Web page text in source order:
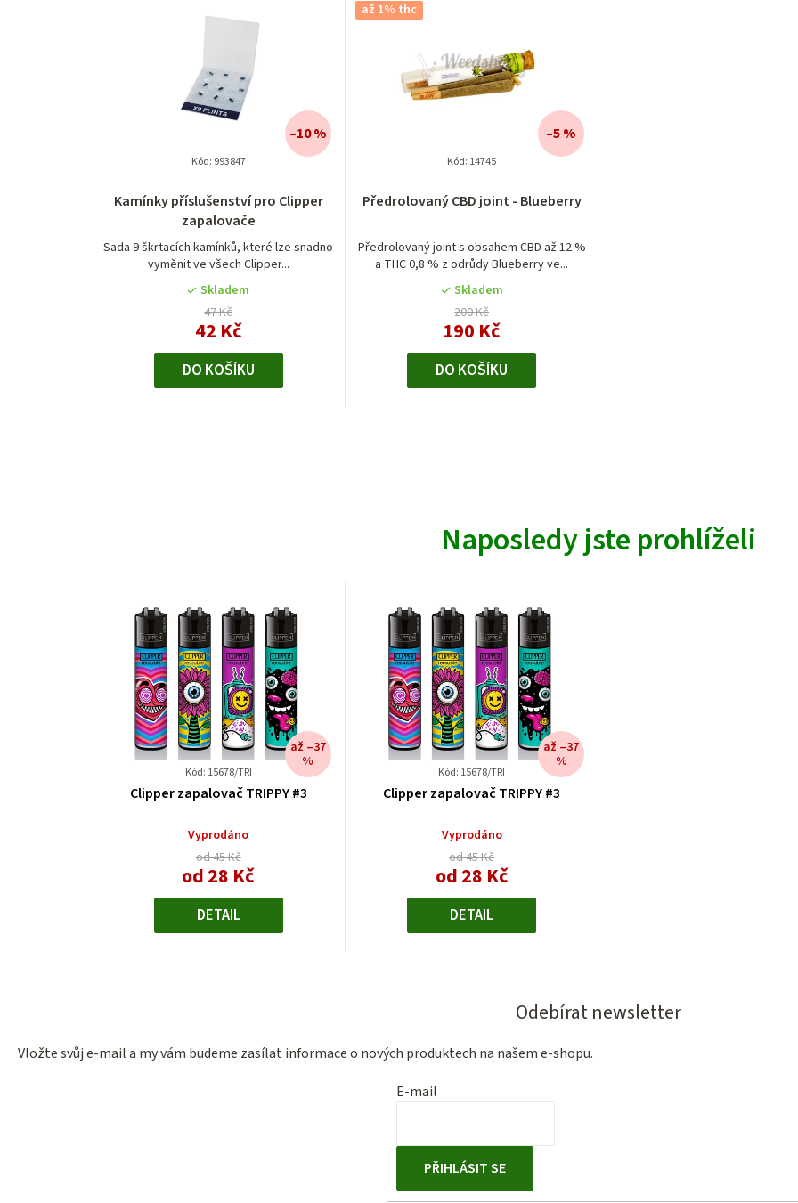
Kamínky příslušenství pro Clipper
zapalovače
Sada 9 škrtacích kamínků, které lze snadno
vyměnit ve všech Clipper...
Skladem
47 Kč
42 Kč
–10 %
DO KOŠÍKU
Kód: 993847
až 1% thc
Předrolovaný CBD joint - Blueberry
Předrolovaný joint s obsahem CBD až 12 %
a THC 0,8 % z odrůdy Blueberry ve...
hodnocení
je
5,0
z
5
hvězdiček.
Skladem
200 Kč
190 Kč
–5 %
DO KOŠÍKU
Kód: 14745
Naposledy jste prohlíželi
Kód: 15678/TRI
Clipper zapalovač TRIPPY #3
Vyprodáno
od 45 Kč
až –37
%
od 28 KčMěrná
DETAIL
Kód: 15678/TRI
Clipper zapalovač TRIPPY #3
Vyprodáno
od 45 Kč
až –37
%
od 28 KčMěrná
DETAIL
Odebírat newsletter
Vložte svůj e-mail a my vám budeme zasílat informace o nových produktech na našem e-shopu.
E-mail
PŘIHLÁSIT SE